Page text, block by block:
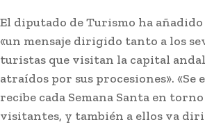
El diputado de Turismo ha
«un mensaje dirigido tanto a los
turistas que visitan la capital
atraídos por sus procesiones». «Se
recibe cada Semana Santa en
visitantes, y también a ellos va